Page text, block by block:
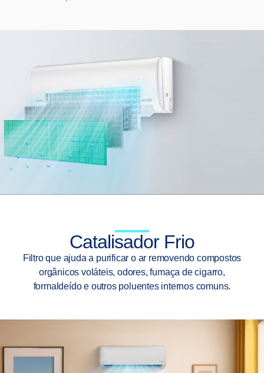
Catalisador Frio
Filtro que ajuda a purificar o ar removendo compostos
orgânicos voláteis, odores, fumaça de cigarro,
formaldeído e outros poluentes internos comuns.